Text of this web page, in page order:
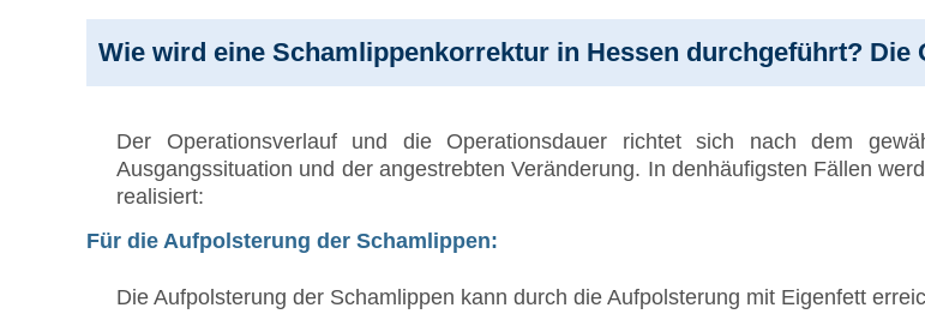
Wie wird eine Schamlippenkorrektur in Hessen durchgeführt? Die
Der Operationsverlauf und die Operationsdauer richtet sich nach dem
Ausgangssituation und der angestrebten Veränderung. In denhäufigsten Fällen
realisiert:
Für die Aufpolsterung der Schamlippen:
Die Aufpolsterung der Schamlippen kann durch die Aufpolsterung mit Eigenfett